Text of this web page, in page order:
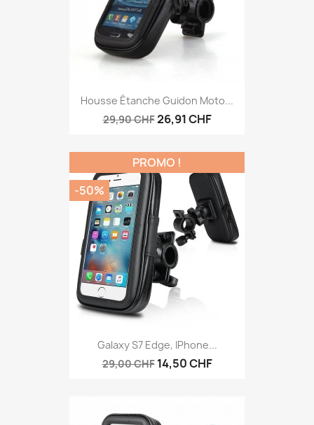
Housse Étanche Guidon Moto...
29,90 CHF26,91 CHF
Galaxy S7 Edge, IPhone...
29,00 CHF 14,50 CHF
PROMO !
-50%